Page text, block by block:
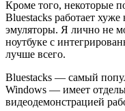
Кроме того, некоторые
Bluestacks работает
эмуляторы. Я лично не
ноутбуке с
лучше всего.
Bluestacks — самый
Windows — имеет
видеодемонстрацией